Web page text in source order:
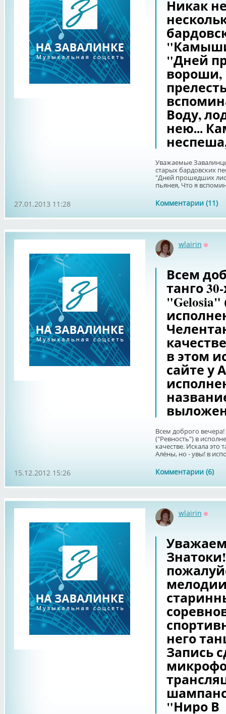
Никак
"Дней
вороши,
Воду,
нею...
Уважаемые
старых бардовских
"Дней прошедших
пьянея, Что я
Комментарии (11)
27.01.2013 11:28
wlairin
Всем
танго
в этом
сайте у
Всем доброго
("Ревность") в
качестве. Искала это
Алёны, но - увы! в
Комментарии (6)
15.12.2012 15:26
wlairin
него
Запись
"Ниро В